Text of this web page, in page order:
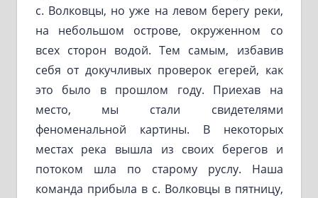
с. Волковцы, но уже на левом берегу реки,
на небольшом острове, окруженном со
всех сторон водой. Тем самым, избавив
себя от докучливых проверок егерей, как
это было в прошлом году. Приехав на
место, мы стали свидетелями
феноменальной картины. В некоторых
местах река вышла из своих берегов и
потоком шла по старому руслу. Наша
команда прибыла в с. Волковцы в пятницу,